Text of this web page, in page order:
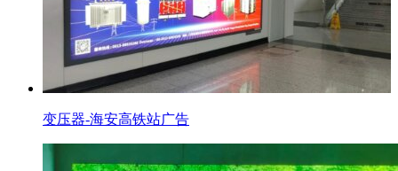
变压器-海安高铁站广告